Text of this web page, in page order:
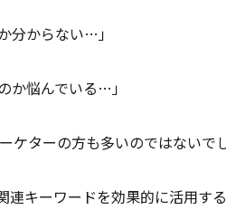
分からない…」
か悩んでいる…」
ケターの方も多いのではないで
連キーワードを効果的に活用す